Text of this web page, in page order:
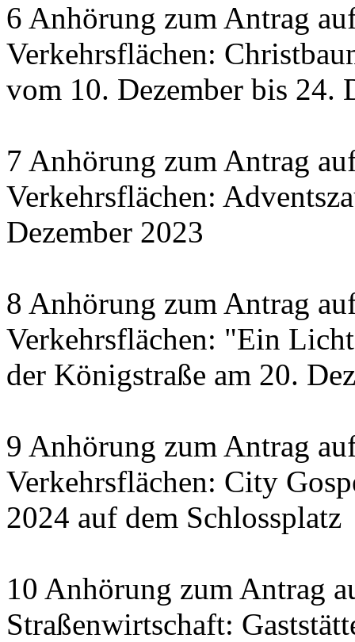
6 Anhörung zum Antrag
Verkehrsflächen:
vom 10. Dezember bis 24.
7 Anhörung zum Antrag
Verkehrsflächen:
Dezember 2023
8 Anhörung zum Antrag
Verkehrsflächen: "Ein
der Königstraße am 20.
9 Anhörung zum Antrag
Verkehrsflächen: City
2024 auf dem Schlossplatz
10 Anhörung zum Antrag
Straßenwirtschaft: